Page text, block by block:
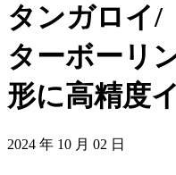
タンガロイ/
ターボーリ
形に高精度
2024 年 10 月 02 日